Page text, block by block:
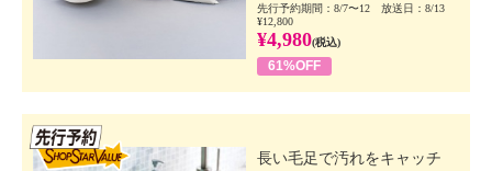
先行予約期間：8/7〜12 放送日：8/13
¥12,800
¥4,980(税込)
61%OFF
長い毛足で汚れをキャッチ